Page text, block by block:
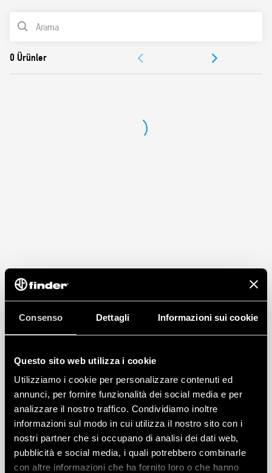
Consenso Dettagli Informazioni sui cookie
Questo sito web utilizza i cookie
Utilizziamo i cookie per personalizzare contenuti ed
annunci, per fornire funzionalità dei social media e per
analizzare il nostro traffico. Condividiamo inoltre
informazioni sul modo in cui utilizza il nostro sito con i
nostri partner che si occupano di analisi dei dati web,
pubblicità e social media, i quali potrebbero combinarle
con altre informazioni che ha fornito loro o che hanno
UL listeleme (röle/soket/atlatma bağlantısı)
35 mm ray montajı (EN 60715)
ÜRÜN LİSTESİ
ONAYLAR